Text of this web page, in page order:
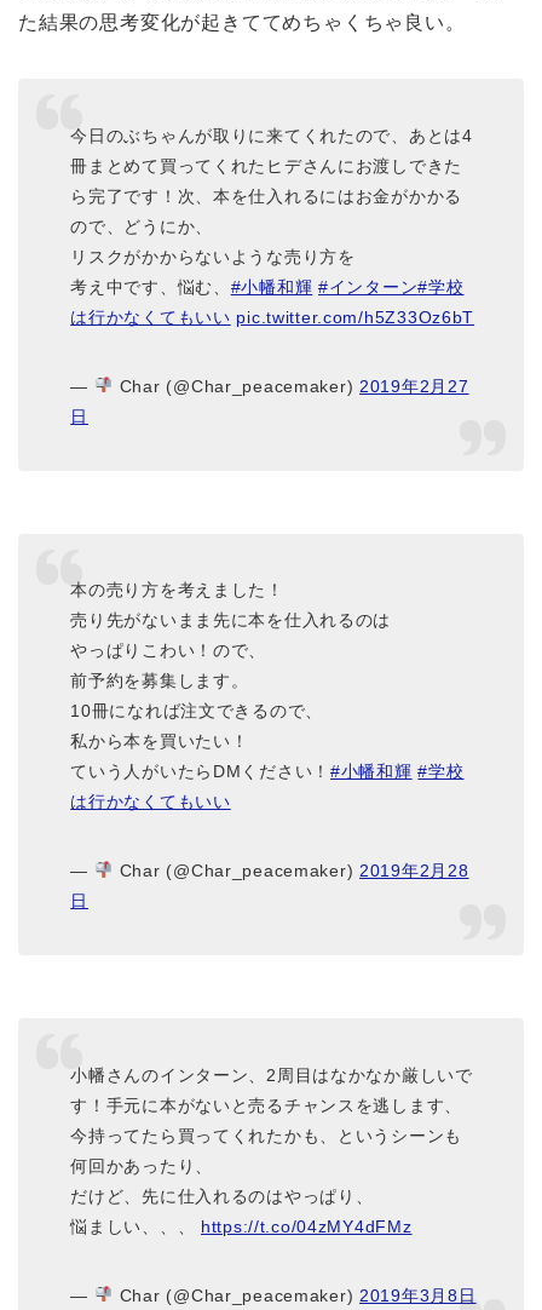
た結果の思考変化が起きててめちゃくちゃ良い。
今日のぶちゃんが取りに来てくれたので、あとは4
冊まとめて買ってくれたヒデさんにお渡しできた
ら完了です！次、本を仕入れるにはお金がかかる
ので、どうにか、
リスクがかからないような売り方を
考え中です、悩む、 #小幡和輝 #インターン#学校
は行かなくてもいい pic.twitter.com/h5Z33Oz6bT
— Char (@Char_peacemaker) 2019年2月27
日
本の売り方を考えました！
売り先がないまま先に本を仕入れるのは
やっぱりこわい！ので、
前予約を募集します。
10冊になれば注文できるので、
私から本を買いたい！
ていう人がいたらDMください！ #小幡和輝 #学校
は行かなくてもいい
— Char (@Char_peacemaker)2019年2月28
日
小幡さんのインターン、2周目はなかなか厳しいで
す！手元に本がないと売るチャンスを逃します、
今持ってたら買ってくれたかも、というシーンも
何回かあったり、
だけど、先に仕入れるのはやっぱり、
悩ましい、、、 https://t.co/04zMY4dFMz
— Char (@Char_peacemaker) 2019年3月8日